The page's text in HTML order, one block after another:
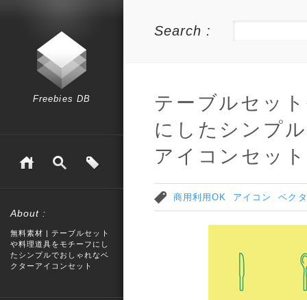
Freebies DB
About :
無料素材 | テーブルセット
や料理道具をモチーフにし
たシンプルでおしゃれなベ
クターアイコンセット
Search :
テーブルセッ
にしたシンプ
アイコンセット
商用利用OK アイコン ベク